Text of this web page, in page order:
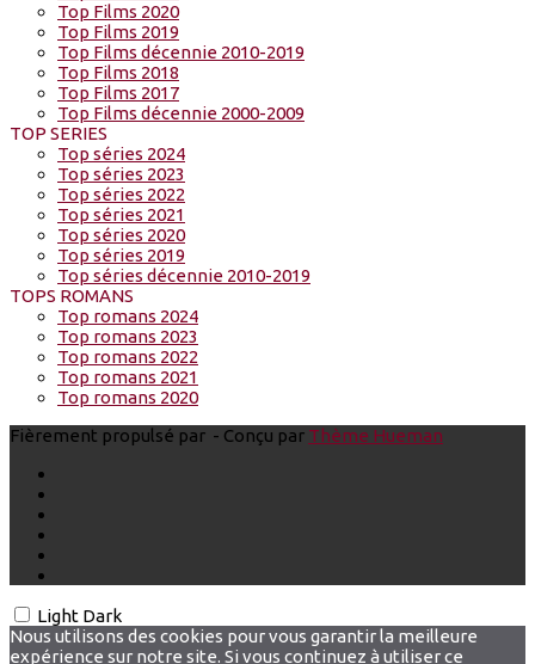
Top Films 2020
Top Films 2019
Top Films décennie 2010-2019
Top Films 2018
Top Films 2017
Top Films décennie 2000-2009
TOP SERIES
Top séries 2024
Top séries 2023
Top séries 2022
Top séries 2021
Top séries 2020
Top séries 2019
Top séries décennie 2010-2019
TOPS ROMANS
Top romans 2024
Top romans 2023
Top romans 2022
Top romans 2021
Top romans 2020
Fièrement propulsé par - Conçu par Thème Hueman
Light Dark
Nous utilisons des cookies pour vous garantir la meilleure
expérience sur notre site. Si vous continuez à utiliser ce